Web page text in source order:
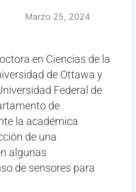
Marzo 25, 2024
en Ciencias de la
de Ottawa y
Federal de
de
la académica
de una
algunas
de sensores para